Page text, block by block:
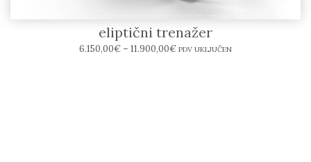
Matrix Fitness E50 XR Crosstrainer –
eliptični trenažer
6.150,00€ – 11.900,00€ PDV UKLJUČEN